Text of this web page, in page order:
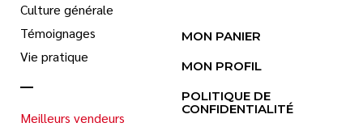
Culture générale
Témoignages
Vie pratique
Meilleurs vendeurs
MON PANIER
MON PROFIL
POLITIQUE DE
CONFIDENTIALITÉ